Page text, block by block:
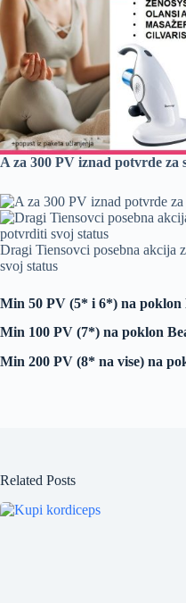
A za 300 PV iznad potvrde
Dragi Tiensovci posebna akcija
svoj status
Min 50 PV (5* i 6*) na poklon
Min 100 PV (7*) na poklon
Min 200 PV (8* na vise) na
Related Posts